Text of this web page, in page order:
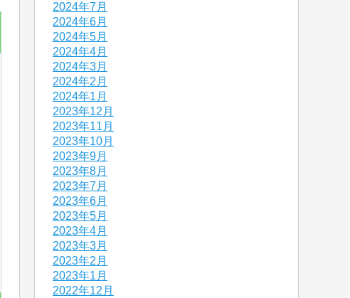
2024年7月
2024年6月
2024年5月
2024年4月
2024年3月
2024年2月
2024年1月
2023年12月
2023年11月
2023年10月
2023年9月
2023年8月
2023年7月
2023年6月
2023年5月
2023年4月
2023年3月
2023年2月
2023年1月
2022年12月